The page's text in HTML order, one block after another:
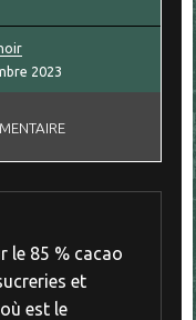
2023
le 85 % cacao
et
est le